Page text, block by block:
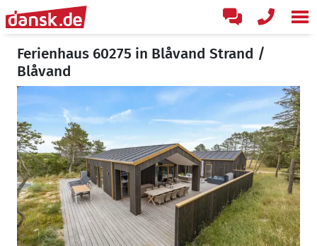
Ferienhaus 60275 in Blåvand Strand /
Blåvand